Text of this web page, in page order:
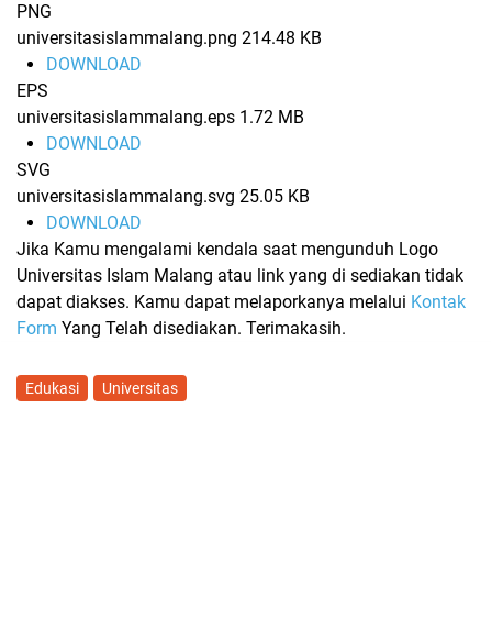
PNG
universitasislammalang.png 214.48 KB
DOWNLOAD
EPS
universitasislammalang.eps 1.72 MB
DOWNLOAD
SVG
universitasislammalang.svg 25.05 KB
DOWNLOAD
Jika Kamu mengalami kendala saat mengunduh Logo
Universitas Islam Malang atau link yang di sediakan tidak
dapat diakses. Kamu dapat melaporkanya melalui Kontak
Form Yang Telah disediakan. Terimakasih.
Edukasi Universitas